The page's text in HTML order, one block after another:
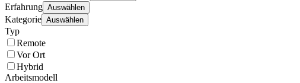
Erfahrung Auswählen
Kategorie Auswählen
Typ
Remote
Vor Ort
Hybrid
Arbeitsmodell